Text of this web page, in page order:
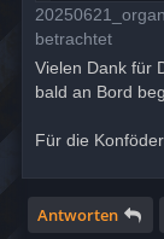
betrachtet
Vielen Dank für
bald an Bord
Für die
Antworten